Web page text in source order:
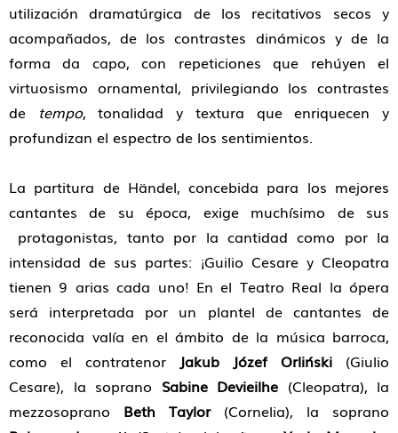
utilización dramatúrgica de los recitativos secos y
acompañados, de los contrastes dinámicos y de la
forma da capo, con repeticiones que rehúyen el
virtuosismo ornamental, privilegiando los contrastes
de tempo, tonalidad y textura que enriquecen y
profundizan el espectro de los sentimientos.
La partitura de Händel, concebida para los mejores
cantantes de su época, exige muchísimo de sus
protagonistas, tanto por la cantidad como por la
intensidad de sus partes: ¡Guilio Cesare y Cleopatra
tienen 9 arias cada uno! En el Teatro Real la ópera
será interpretada por un plantel de cantantes de
reconocida valía en el ámbito de la música barroca,
como el contratenor
Jakub Józef Orliński (Giulio
Cesare), la soprano Sabine Devieilhe (Cleopatra), la
mezzosoprano Beth Taylor(Cornelia), la soprano